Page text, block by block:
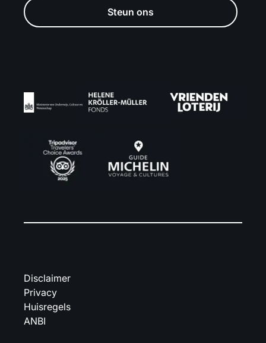
Steun ons
Disclaimer
Privacy
Huisregels
ANBI